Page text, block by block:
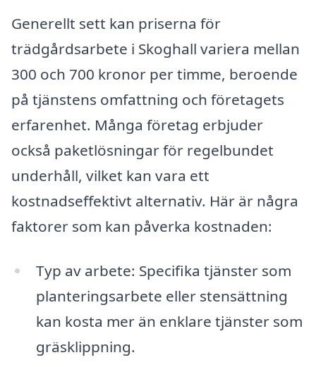
Generellt sett kan priserna för
trädgårdsarbete i Skoghall variera mellan
300 och 700 kronor per timme, beroende
på tjänstens omfattning och företagets
erfarenhet. Många företag erbjuder
också paketlösningar för regelbundet
underhåll, vilket kan vara ett
kostnadseffektivt alternativ. Här är några
faktorer som kan påverka kostnaden:
Typ av arbete: Specifika tjänster som
planteringsarbete eller stensättning
kan kosta mer än enklare tjänster som
gräsklippning.